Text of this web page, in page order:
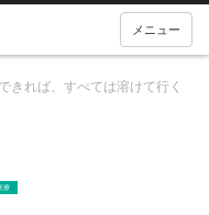
メニュー
きれば、すべては溶けて行く
療